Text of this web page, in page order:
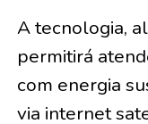
A tecnologia,
permitirá
com energia
via internet